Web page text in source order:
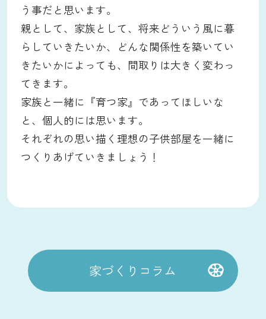
う事だと思います。
親として、家族として、将来どういう風に暮
らしていきたいか、どんな関係性を築いてい
きたいかによっても、間取りは大きく変わっ
てきます。
家族と一緒に『育つ家』であってほしいな
と、個人的には思います。
それぞれの思い描く理想の子供部屋を一緒に
つくりあげていきましょう！
家づくりコラム